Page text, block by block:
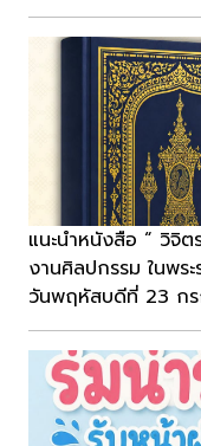
แนะนำหนังสือ “ วิจิต
งานศิลปกรรม ในพร
วันพฤหัสบดีที่ 23 กร